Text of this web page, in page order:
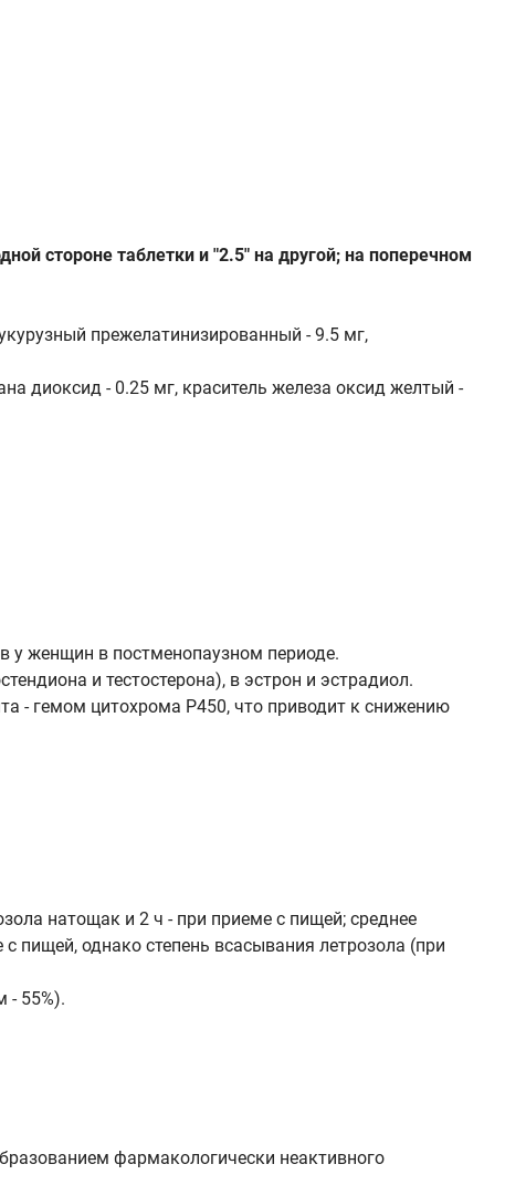
стороне таблетки и "2.5" на другой; на поперечном
прежелатинизированный - 9.5 мг,
диоксид - 0.25 мг, краситель железа оксид желтый -
у женщин в постменопаузном периоде.
и тестостерона), в эстрон и эстрадиол.
- гемом цитохрома P450, что приводит к снижению
натощак и 2 ч - при приеме с пищей; среднее
пищей, однако степень всасывания летрозола (при
- 55%).
фармакологически неактивного